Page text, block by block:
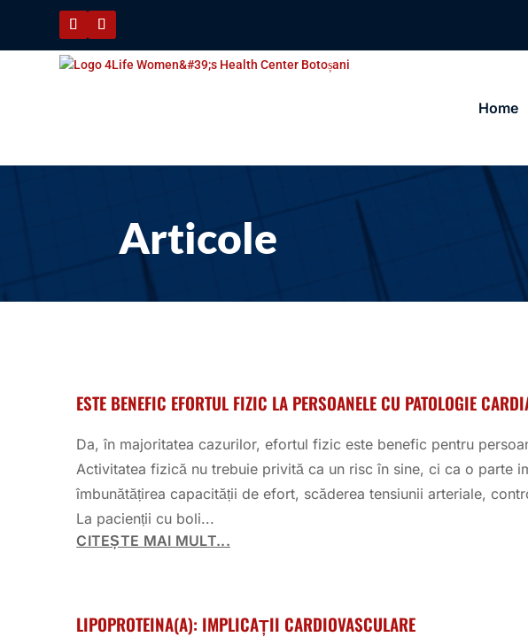
Home
Articole
ESTE BENEFIC EFORTUL FIZIC LA PERSOANELE CU PATOLOGIE
Da, în majoritatea cazurilor, efortul fizic este benefic pentru
Activitatea fizică nu trebuie privită ca un risc în sine, ci ca o parte
îmbunătățirea capacității de efort, scăderea tensiunii arteriale,
La pacienții cu boli...
CITEȘTE MAI MULT...
LIPOPROTEINA(A): IMPLICAȚII CARDIOVASCULARE